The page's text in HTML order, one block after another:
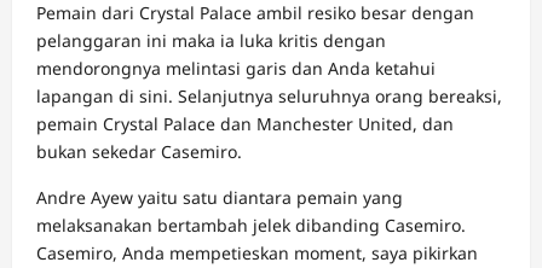
Pemain dari Crystal Palace ambil resiko besar dengan
pelanggaran ini maka ia luka kritis dengan
mendorongnya melintasi garis dan Anda ketahui
lapangan di sini. Selanjutnya seluruhnya orang bereaksi,
pemain Crystal Palace dan Manchester United, dan
bukan sekedar Casemiro.
Andre Ayew yaitu satu diantara pemain yang
melaksanakan bertambah jelek dibanding Casemiro.
Casemiro, Anda mempetieskan moment, saya pikirkan